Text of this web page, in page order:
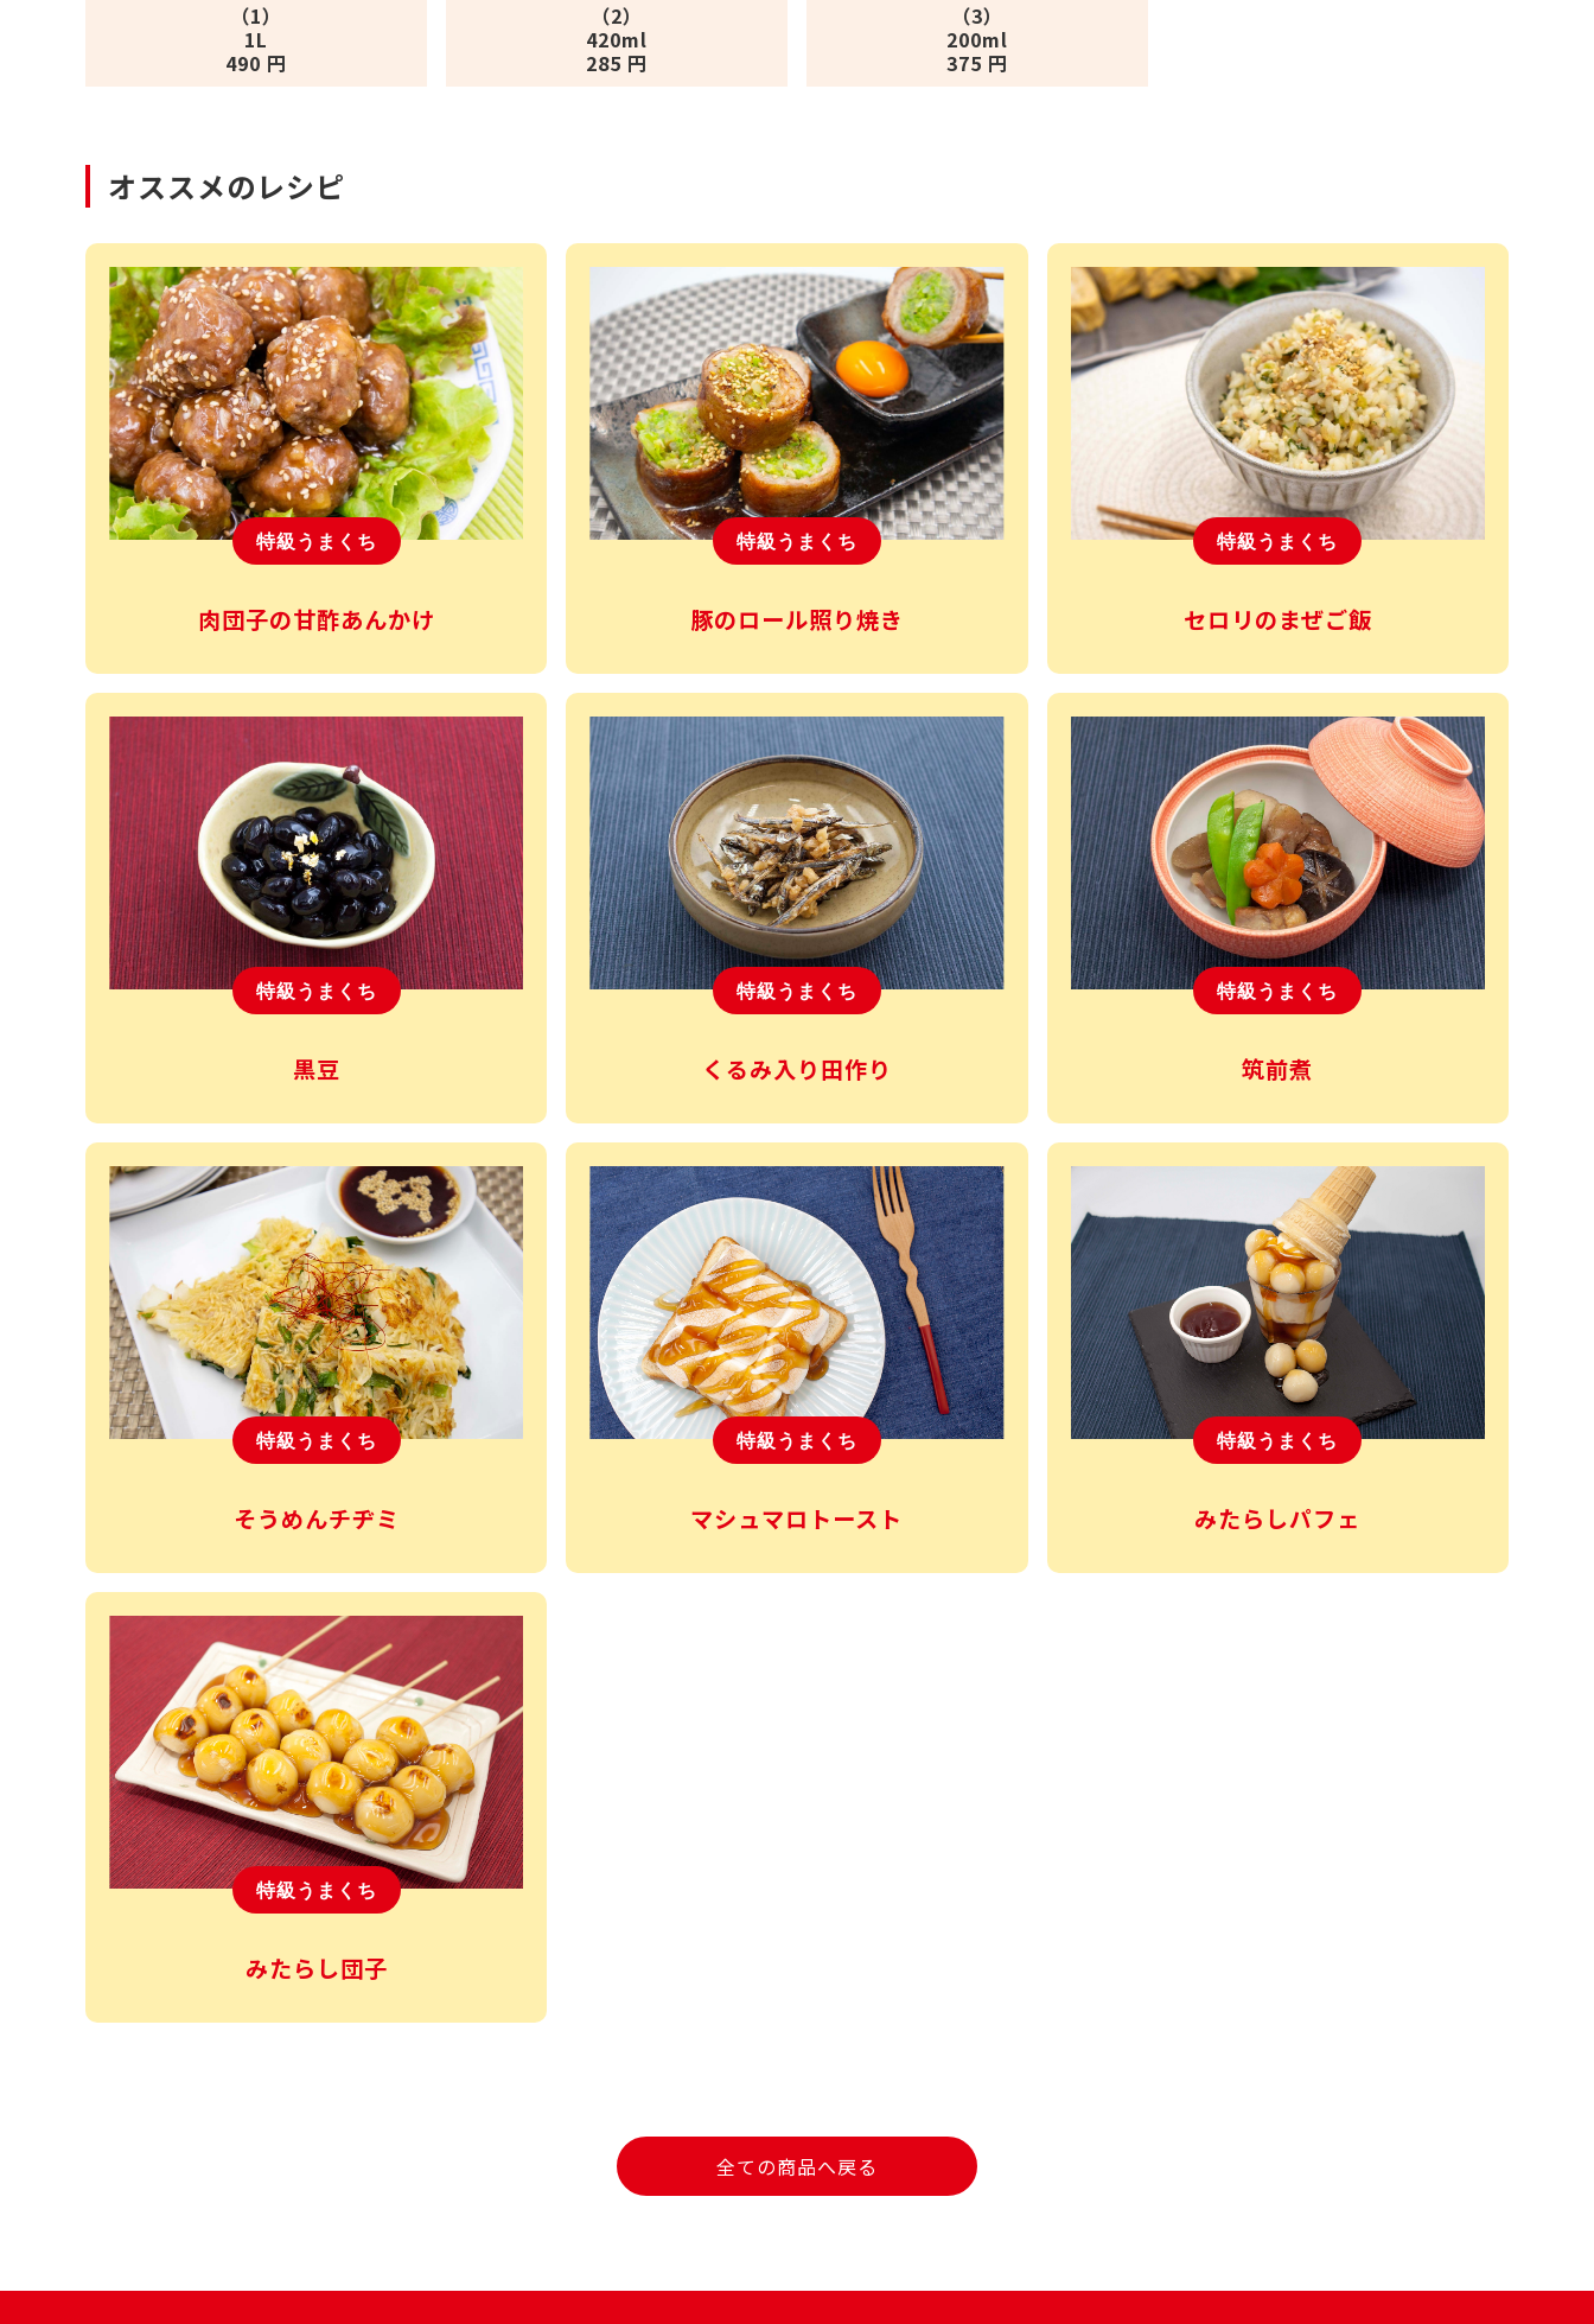
（1）
1L
490 円
（2）
420ml
285 円
（3）
200ml
375 円
オススメのレシピ
特級うまくち
肉団子の甘酢あんかけ
特級うまくち
豚のロール照り焼き
特級うまくち
セロリのまぜご飯
特級うまくち
黒豆
特級うまくち
くるみ入り田作り
特級うまくち
筑前煮
特級うまくち
そうめんチヂミ
特級うまくち
マシュマロトースト
特級うまくち
みたらしパフェ
特級うまくち
みたらし団子
全ての商品へ戻る